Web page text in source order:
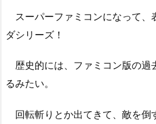
スーパーファミコンになって、
ダシリーズ！
歴史的には、ファミコン版の過
るみたい。
回転斬りとか出てきて、敵を倒